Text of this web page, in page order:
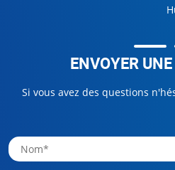
ENVOYER
Si vous avez des questions